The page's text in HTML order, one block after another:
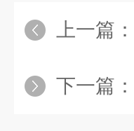
上一篇：
下一篇：